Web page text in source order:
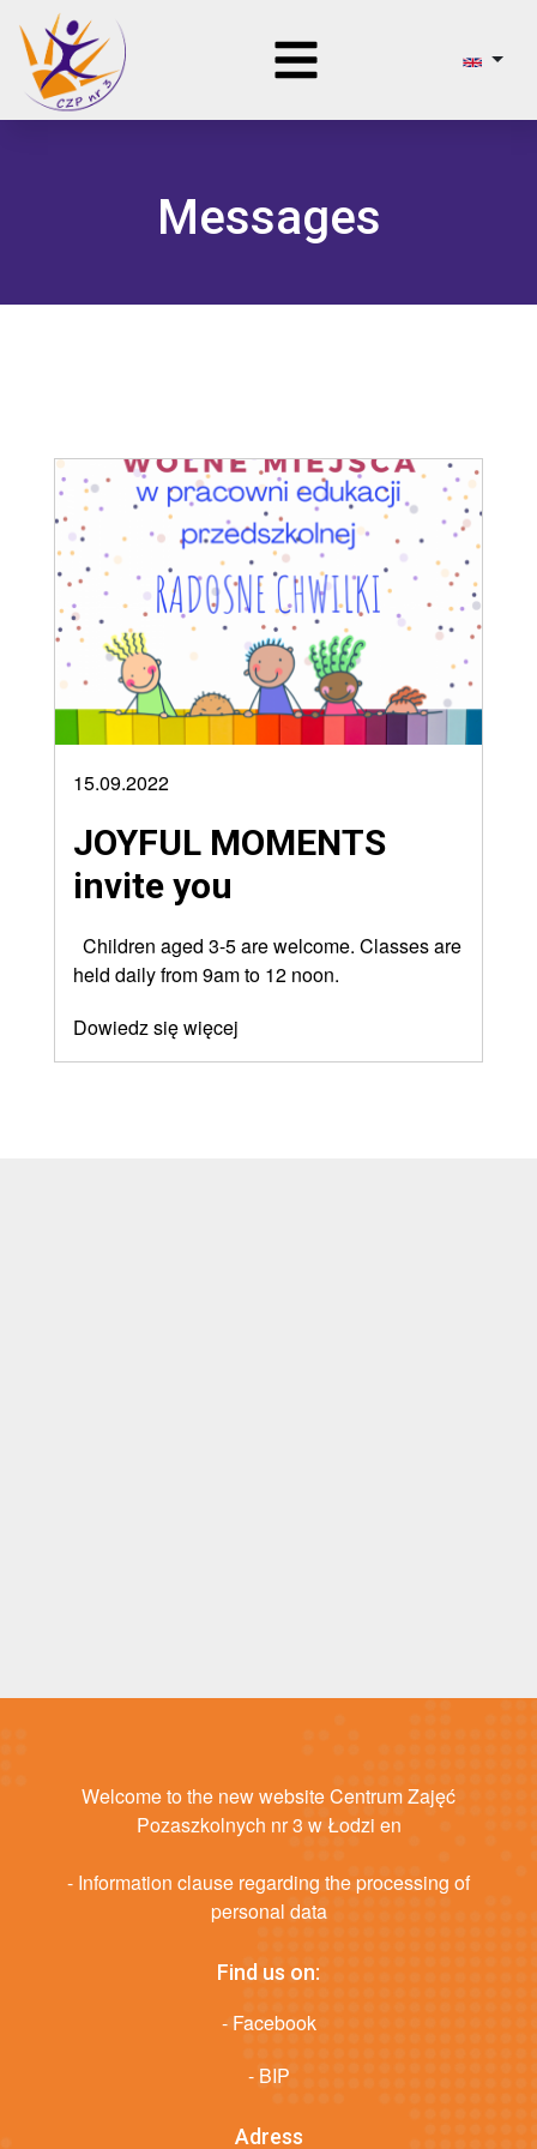
Messages
15.09.2022
JOYFUL MOMENTS
invite you
Children aged 3-5 are welcome. Classes are
held daily from 9am to 12 noon.
Dowiedz się więcej
Welcome to the new website Centrum Zajęć
Pozaszkolnych nr 3 w Łodzi en
- Information clause regarding the processing of
personal data
Find us on:
- Facebook
- BIP
Adress